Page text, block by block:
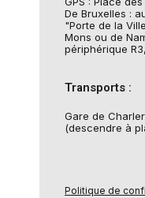
De Bruxelles :
"Porte de la
Mons ou de
périphérique
Transports :
Gare de
(descendre à
Politique de